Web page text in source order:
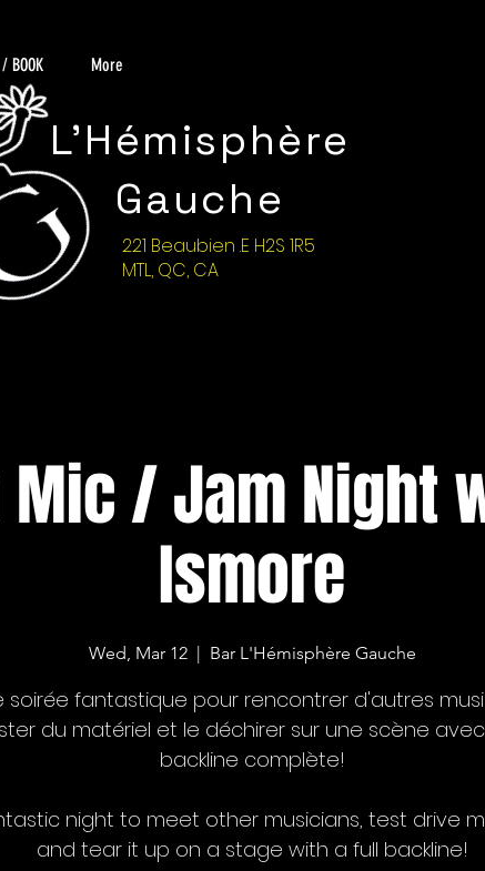
221 Beaubien .E H2S 1R5
MTL, QC, CA
L'Hémisphère
Gauche
BOOK More
Mic / Jam Night
Ismore
Wed, Mar 12
  |
Bar L'Hémisphère Gauche
soirée fantastique pour rencontrer d'autres
du matériel et le déchirer sur une scène
backline complète!
night to meet other musicians, test drive
and tear it up on a stage with a full backline!